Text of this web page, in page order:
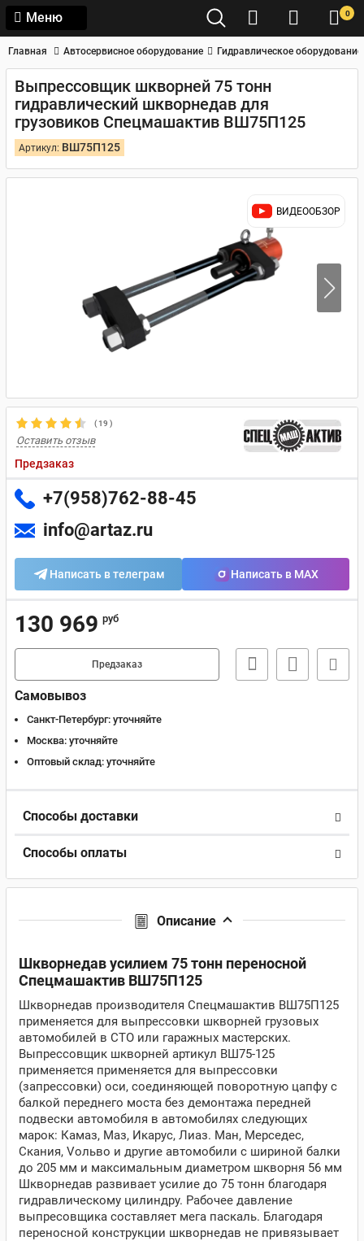
Меню 0
Главная Автосервисное оборудование Гидравлическое оборудование
Выпрессовщик шкворней 75 тонн
гидравлический шкворнедав для
грузовиков Спецмашактив ВШ75П125
Артикул: ВШ75П125
ВИДЕООБЗОР
(19 )
Оставить отзыв
Предзаказ
+7(958)762-88-45
info@artaz.ru
Написать в телеграм Написать в MAX
130 969 руб
Предзаказ
Самовывоз
Санкт-Петербург: уточняйте
Москва: уточняйте
Оптовый склад: уточняйте
Способы доставки
Способы оплаты
Описание
Шкворнедав усилием 75 тонн переносной
Спецмашактив ВШ75П125
Шкворнедав производителя Спецмашактив ВШ75П125
применяется для выпрессовки шкворней грузовых
автомобилей в СТО или гаражных мастерских.
Выпрессовщик шкворней артикул ВШ75-125
применяется применяется для выпрессовки
(запрессовки) оси, соединяющей поворотную цапфу с
балкой переднего моста без демонтажа передней
подвески автомобиля в автомобилях следующих
марок: Камаз, Маз, Икарус, Лиаз. Mан, Mерседес,
Скания, Vольво и другие автомобили с шириной балки
до 205 мм и максимальным диаметром шкворня 56 мм
Шкворнедав развивает усилие до 75 тонн благодаря
гидравлическому цилиндру. Рабочее давление
выпресовщика составляет мега паскаль. Благодаря
переносной конструкции шкворнедав не привязывает